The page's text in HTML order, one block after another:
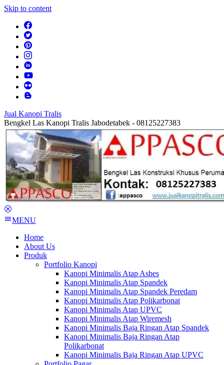
Skip to content
Jual Kanopi Tralis
Bengkel Las Kanopi Tralis Jabodetabek - 08125227383
MENU
Home
About Us
Produk
Portfolio Kanopi
Kanopi Minimalis Atap Asbes
Kanopi Minimalis Atap Spandek
Kanopi Minimalis Atap Spandek Peredam
Kanopi Minimalis Atap Polikarbonat
Kanopi Minimalis Atap UPVC
Kanopi Minimalis Atap Wiremesh
Kanopi Minimalis Baja Ringan Atap Spandek
Kanopi Minimalis Baja Ringan Atap
Polikarbonat
Kanopi Minimalis Baja Ringan Atap UPVC